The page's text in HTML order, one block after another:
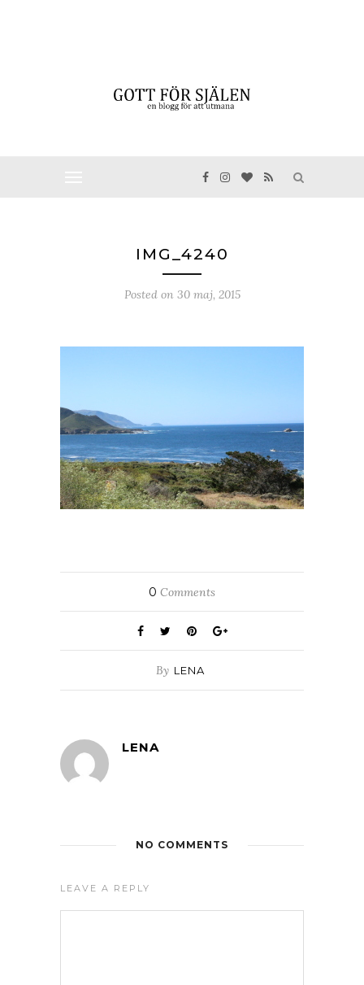
IMG_4240
Posted on 30 maj, 2015
0 Comments
By LENA
LENA
NO COMMENTS
LEAVE A REPLY